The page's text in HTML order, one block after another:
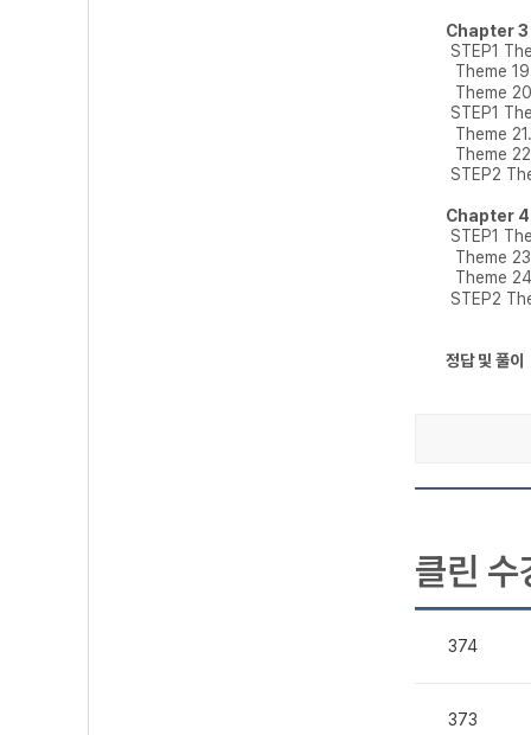
Chapter 3
STEP1
Theme
Theme
STEP1
Theme
Theme
STEP2
Chapter 4
STEP1
Theme
Theme
STEP2
정답 및 풀이
클린 수
374
373